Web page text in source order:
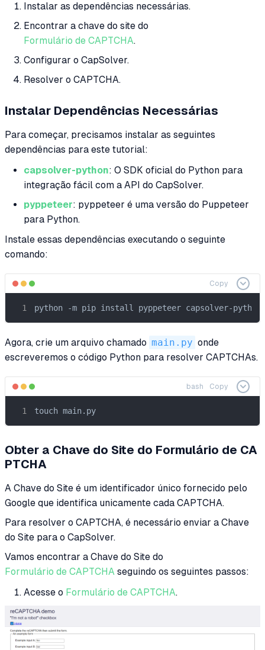
Instalar as dependências necessárias.
Encontrar a chave do site do
Formulário de CAPTCHA.
Configurar o CapSolver.
Resolver o CAPTCHA.
Instalar Dependências Necessárias
Para começar, precisamos instalar as seguintes
dependências para este tutorial:
capsolver-python: O SDK oficial do Python para
integração fácil com a API do CapSolver.
pyppeteer: pyppeteer é uma versão do Puppeteer
para Python.
Instale essas dependências executando o seguinte
comando:
Copy
python -m pip install pyppeteer capsolver-python
Agora, crie um arquivo chamado main.py onde
escreveremos o código Python para resolver CAPTCHAs.
bash Copy
touch main.py
Obter a Chave do Site do Formulário de CA
PTCHA
A Chave do Site é um identificador único fornecido pelo
Google que identifica unicamente cada CAPTCHA.
Para resolver o CAPTCHA, é necessário enviar a Chave
do Site para o CapSolver.
Vamos encontrar a Chave do Site do
Formulário de CAPTCHA seguindo os seguintes passos:
Acesse o Formulário de CAPTCHA.